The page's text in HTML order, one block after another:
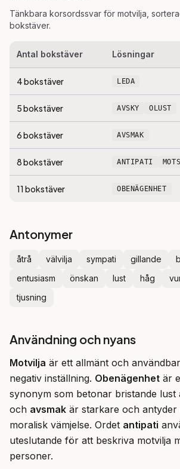
Tänkbara korsordssvar för motvilja ,
bokstäver.
Antal bokstäver Lösningar
4bokstäver LEDA
5bokstäver AVSKY OLUST
6bokstäver AVSMAK
8bokstäver ANTIPATI
11 bokstäver OBENÄGENHET
Antonymer
åtrå välvilja sympati gillande
entusiasm
önskan lust håg
tjusning
Användning och nyans
Motvilja är ett allmänt och
negativ inställning. Obenägenhet är
synonym som betonar bristande lust
och avsmak är starkare och antyder
moralisk vämjelse. Ordet antipati
uteslutande för att beskriva motvilja
personer.